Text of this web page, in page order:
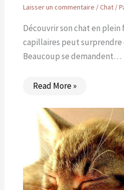
Laisser un commentaire /Chat/
Découvrir son chat en plein
capillaires peut
Beaucoup se demandent…
Read More »